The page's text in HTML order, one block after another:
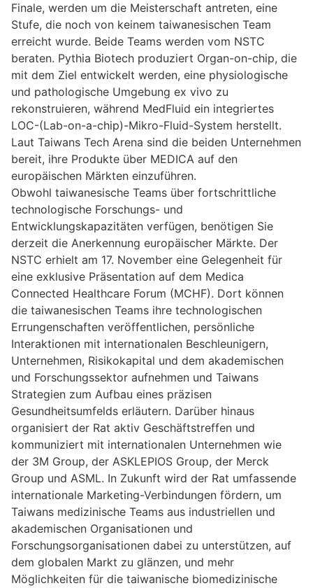
Finale, werden um die Meisterschaft antreten, eine
Stufe, die noch von keinem taiwanesischen Team
erreicht wurde. Beide Teams werden vom NSTC
beraten. Pythia Biotech produziert Organ-on-chip, die
mit dem Ziel entwickelt werden, eine physiologische
und pathologische Umgebung ex vivo zu
rekonstruieren, während MedFluid ein integriertes
LOC-(Lab-on-a-chip)-Mikro-Fluid-System herstellt.
Laut Taiwans Tech Arena sind die beiden Unternehmen
bereit, ihre Produkte über MEDICA auf den
europäischen Märkten einzuführen.
Obwohl taiwanesische Teams über fortschrittliche
technologische Forschungs- und
Entwicklungskapazitäten verfügen, benötigen Sie
derzeit die Anerkennung europäischer Märkte. Der
NSTC erhielt am 17. November eine Gelegenheit für
eine exklusive Präsentation auf dem Medica
Connected Healthcare Forum (MCHF). Dort können
die taiwanesischen Teams ihre technologischen
Errungenschaften veröffentlichen, persönliche
Interaktionen mit internationalen Beschleunigern,
Unternehmen, Risikokapital und dem akademischen
und Forschungssektor aufnehmen und Taiwans
Strategien zum Aufbau eines präzisen
Gesundheitsumfelds erläutern. Darüber hinaus
organisiert der Rat aktiv Geschäftstreffen und
kommuniziert mit internationalen Unternehmen wie
der 3M Group, der ASKLEPIOS Group, der Merck
Group und ASML. In Zukunft wird der Rat umfassende
internationale Marketing-Verbindungen fördern, um
Taiwans medizinische Teams aus industriellen und
akademischen Organisationen und
Forschungsorganisationen dabei zu unterstützen, auf
dem globalen Markt zu glänzen, und mehr
Möglichkeiten für die taiwanische biomedizinische